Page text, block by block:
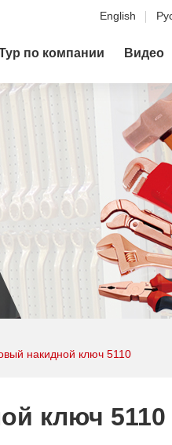
English
по компании Видео
накидной ключ 5110
ключ 5110